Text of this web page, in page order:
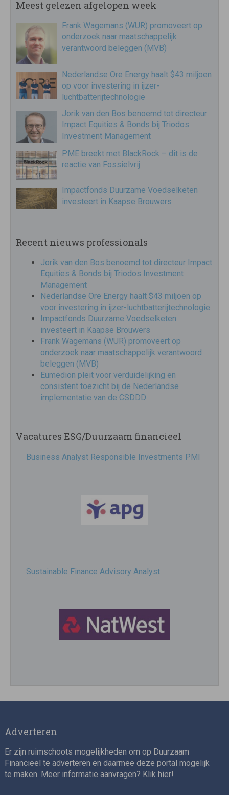
Meest gelezen afgelopen week
Frank Wagemans (WUR) promoveert op
onderzoek naar maatschappelijk
verantwoord beleggen (MVB)
Nederlandse Ore Energy haalt $43 miljoen
op voor investering in ijzer-
luchtbatterijtechnologie
Jorik van den Bos benoemd tot directeur
Impact Equities & Bonds bij Triodos
Investment Management
PME breekt met BlackRock – dit is de
reactie van Fossielvrij
Impactfonds Duurzame Voedselketen
investeert in Kaapse Brouwers
Recent nieuws professionals
Jorik van den Bos benoemd tot directeur Impact
Equities & Bonds bij Triodos Investment
Management
Nederlandse Ore Energy haalt $43 miljoen op
voor investering in ijzer-luchtbatterijtechnologie
Impactfonds Duurzame Voedselketen
investeert in Kaapse Brouwers
Frank Wagemans (WUR) promoveert op
onderzoek naar maatschappelijk verantwoord
beleggen (MVB)
Eumedion pleit voor verduidelijking en
consistent toezicht bij de Nederlandse
implementatie van de CSDDD
Vacatures ESG/Duurzaam financieel
Business Analyst Responsible Investments PMI
Sustainable Finance Advisory Analyst
Director, Impact Investing
Adverteren
Er zijn ruimschoots mogelijkheden om op Duurzaam
Financieel te adverteren en daarmee deze portal mogelijk
te maken. Meer informatie aanvragen? Klik hier!